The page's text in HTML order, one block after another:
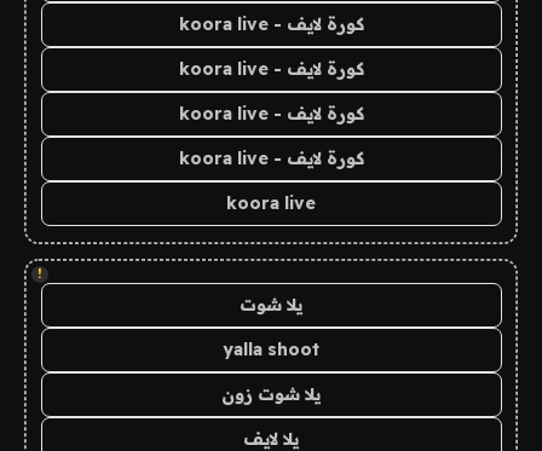
كورة لايف - koora live
كورة لايف - koora live
كورة لايف - koora live
كورة لايف - koora live
koora live
!
يلا شوت
yalla shoot
يلا شوت زون
يلا لايف